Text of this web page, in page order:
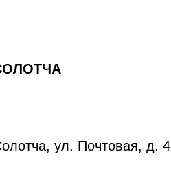
ул. Почтовая, д. 4